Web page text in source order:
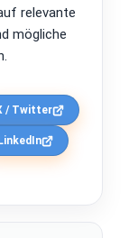
relevante
mögliche
/ Twitter
LinkedIn